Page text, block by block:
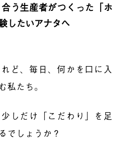
う生産者がつくった「ホ
したいアナタへ
ど、毎日、何かを口に入
私たち。
しだけ「こだわり」を足
でしょうか？